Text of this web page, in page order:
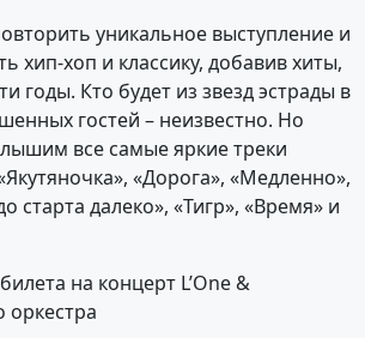
уникальное выступление и
хип-хоп и классику, добавив хиты,
годы. Кто будет из звезд эстрады в
гостей – неизвестно. Но
все самые яркие треки
«Дорога», «Медленно»,
старта далеко», «Тигр», «Время» и
на концерт L’One &
оркестра